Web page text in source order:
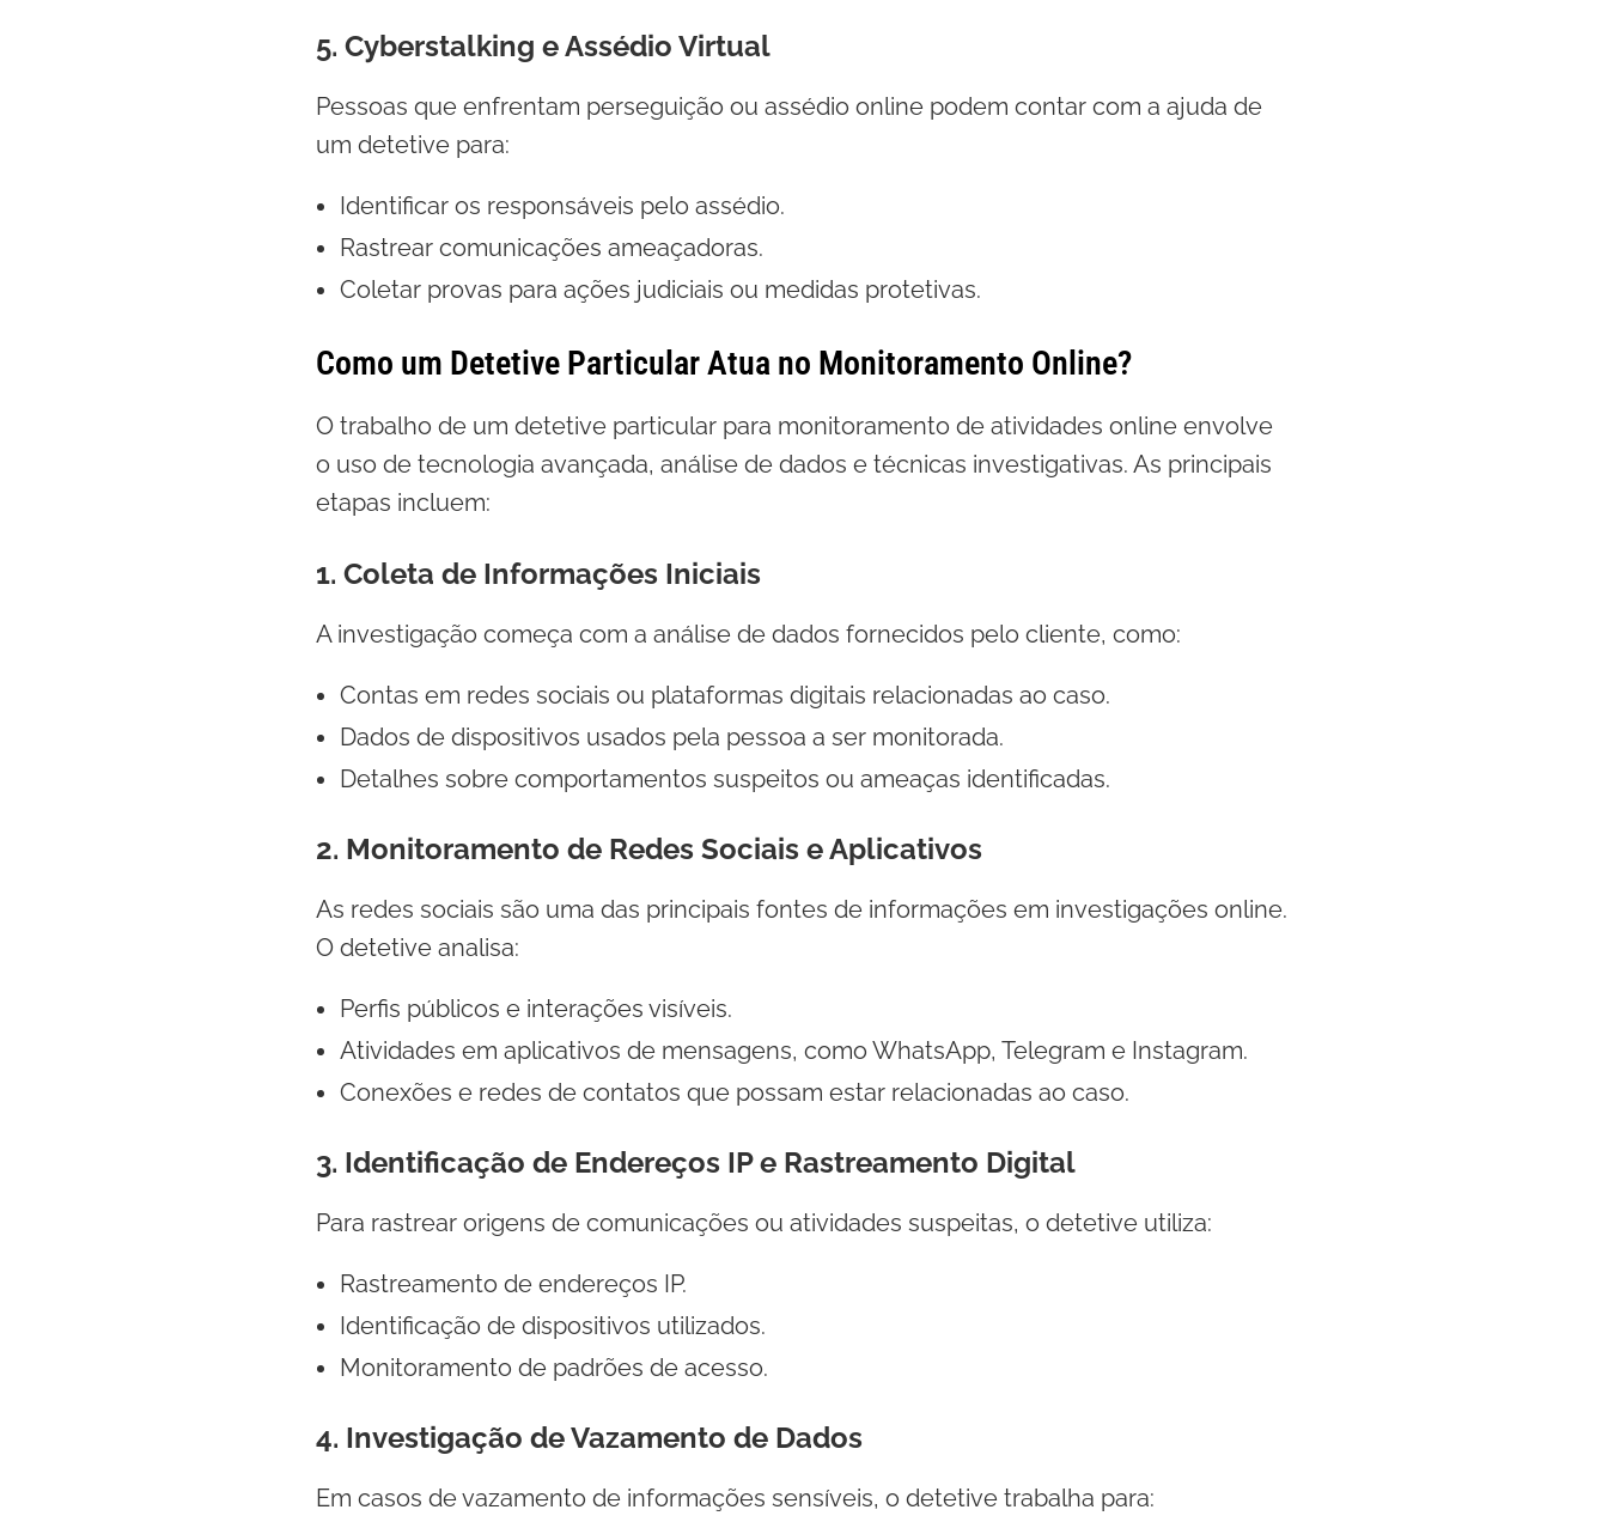
5. Cyberstalking e Assédio Virtual
Pessoas que enfrentam perseguição ou assédio online podem contar com a ajuda de
um detetive para:
Identificar os responsáveis pelo assédio.
Rastrear comunicações ameaçadoras.
Coletar provas para ações judiciais ou medidas protetivas.
Como um Detetive Particular Atua no Monitoramento Online?
O trabalho de um detetive particular para monitoramento de atividades online envolve
o uso de tecnologia avançada, análise de dados e técnicas investigativas. As principais
etapas incluem:
1. Coleta de Informações Iniciais
A investigação começa com a análise de dados fornecidos pelo cliente, como:
Contas em redes sociais ou plataformas digitais relacionadas ao caso.
Dados de dispositivos usados pela pessoa a ser monitorada.
Detalhes sobre comportamentos suspeitos ou ameaças identificadas.
2. Monitoramento de Redes Sociais e Aplicativos
As redes sociais são uma das principais fontes de informações em investigações online.
O detetive analisa:
Perfis públicos e interações visíveis.
Atividades em aplicativos de mensagens, como WhatsApp, Telegram e Instagram.
Conexões e redes de contatos que possam estar relacionadas ao caso.
3. Identificação de Endereços IP e Rastreamento Digital
Para rastrear origens de comunicações ou atividades suspeitas, o detetive utiliza:
Rastreamento de endereços IP.
Identificação de dispositivos utilizados.
Monitoramento de padrões de acesso.
4. Investigação de Vazamento de Dados
Em casos de vazamento de informações sensíveis, o detetive trabalha para: